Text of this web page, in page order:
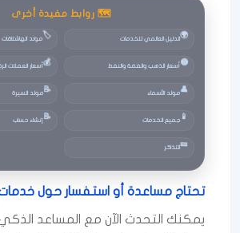
🗺️ روابط مفيدة أخرى
🌍الدليل العالمي للخدمات 🏷️ مولد الهاشتاقات
🟡أسعار الذهب والفضة والنفط 💰أسعار العملات
👤مولد الأسماء 📝مولد السيرة
📱 جميع الخدمات 📝إنشاء حساب
🎫التذاكر
تحتاج مساعدة أو استفسار حول
يمكنك التحدث الآن مع المساعد